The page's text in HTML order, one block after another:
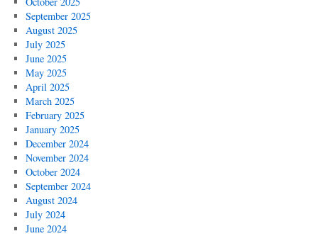
September 2025
August 2025
July 2025
June 2025
May 2025
April 2025
March 2025
February 2025
January 2025
December 2024
November 2024
October 2024
September 2024
August 2024
July 2024
June 2024